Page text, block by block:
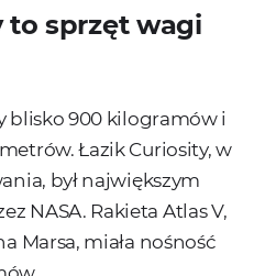
to sprzęt wagi
blisko 900 kilogramów i
Łazik Curiosity, w
był największym
NASA. Rakieta Atlas V,
Marsa, miała nośność